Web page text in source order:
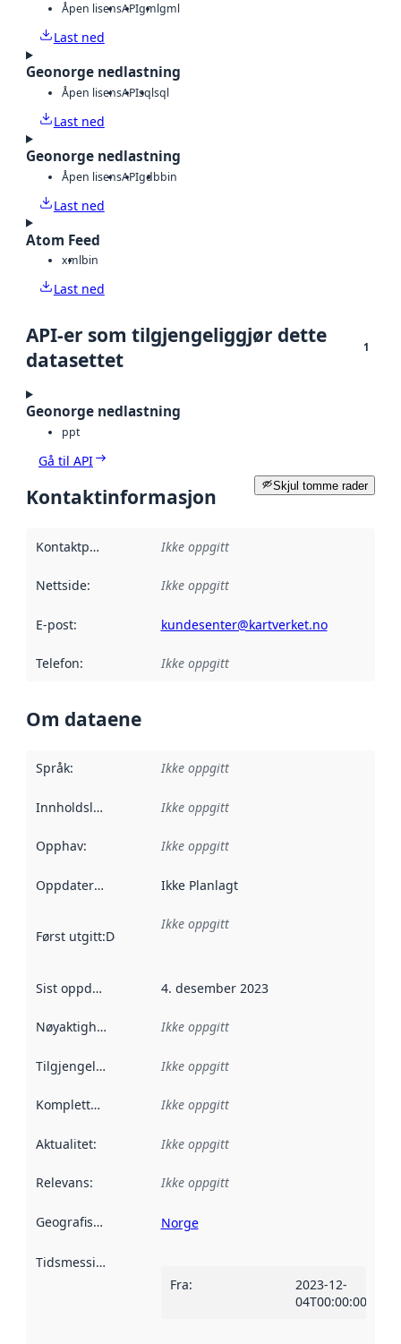
Åpen lisensAPIgmlgml
Last ned
Geonorge nedlastning
Åpen lisensAPIsqlsql
Last ned
Geonorge nedlastning
Åpen lisensAPIgdbbin
Last ned
Atom Feed
xmlbin
Last ned
API-er som tilgjengeliggjør dette
datasettet
1
Geonorge nedlastning
ppt
Gå til API
Skjul tomme rader
Kontaktinformasjon
Kontaktpunkt Ikke oppgitt
Nettside: Ikke oppgitt
E-post: kundesenter@kartverket.no
Telefon: Ikke oppgitt
Om dataene
Språk: Ikke oppgitt
Innholdsleverandører :
Ikke oppgitt
Opphav: Ikke oppgitt
Oppdateringsfrekvens :
Ikke Planlagt
Først utgitt:Denne datoen sier når dataene i dette
Ikke oppgitt
Sist oppdatert 4. desember 2023
Nøyaktighet Ikke oppgitt
Tilgjengelighet Ikke oppgitt
Kompletthet Ikke oppgitt
Aktualitet: Ikke oppgitt
Relevans: Ikke oppgitt
Geografisk avgrensning :
Norge
Tidsmessig avgrensning
Fra:
2023-12-
04T00:00:00Z